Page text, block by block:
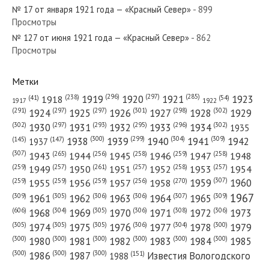
№ 201 от августа 1977 года — «Красный Север»
№ 100 от мая 1955 года — «Красный Север»
№ 121 от июня 1946 года — «Красный Север»
№ 17 от января 1921 года — «Красный Север» - 899
Просмотры
№ 127 от июня 1921 года — «Красный Север» - 862
Просмотры
Метки
1917 (41) 1918 (238) 1919 (296) 1920 (297) 1921 (285) 1922 (54) 1923
(291) 1924 (297) 1925 (297) 1926 (301) 1927 (298) 1928 (302) 1929
(302) 1930 (297) 1931 (293) 1932 (295) 1933 (296) 1934 (302) 1935
(145) 1937 (147) 1938 (300) 1939 (299) 1940 (304) 1941 (309) 1942
(307) 1943 (265) 1944 (256) 1945 (258) 1946 (259) 1947 (258) 1948
(259) 1949 (257) 1950 (261) 1951 (257) 1952 (258) 1953 (257) 1954
(259) 1955 (259) 1956 (259) 1957 (256) 1958 (270) 1959 (307) 1960
(309) 1961 (305) 1962 (306) 1963 (306) 1964 (307) 1965 (309) 1967
(606) 1968 (304) 1969 (305) 1970 (306) 1971 (308) 1972 (306) 1973
(305) 1974 (305) 1975 (305) 1976 (306) 1977 (304) 1978 (300) 1979
(300) 1980 (300) 1981 (300) 1982 (300) 1983 (300) 1984 (300) 1985
(300) 1986 (300) 1987 (300) 1988 (151) Известия Вологодского